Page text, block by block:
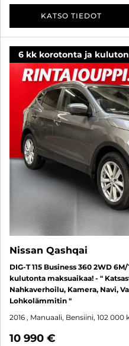
KATSO TIEDOT
6 kk korotonta ja
Nissan Qashqai
DIG-T 115 Business 360 2WD
kulutonta maksuaikaa! - "
Nahkaverhoilu, Kamera, Navi,
Lohkolämmitin "
2016 , Manuaali, Bensiini, 102 000
10 990 €